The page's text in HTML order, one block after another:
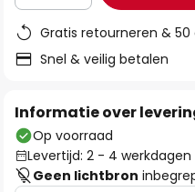
Gratis retourneren &
Snel & veilig betalen
Informatie over
Op voorraad
Levertijd: 2 - 4 werkdagen
Geen lichtbron